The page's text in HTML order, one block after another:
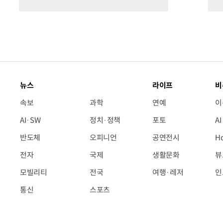
뉴스
속보
AI·SW
반도체
전자
모빌리티
통신
과학
정치·정책
오피니언
국제
전국
스포츠
라이프
연예
포토
공연전시
생활문화
여행·레저